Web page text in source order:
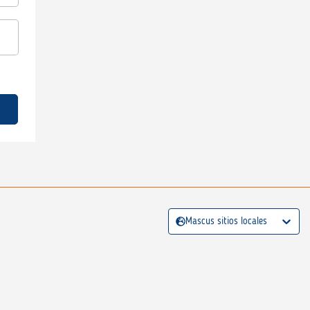
Mascus sitios locales